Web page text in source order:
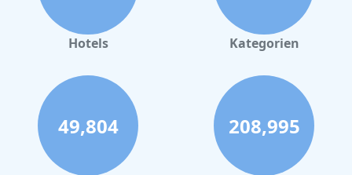
Hotels mit All Inclusive Angeboten auf Rhodos
Hotels mit All Inclusive Angeboten auf Gran Canaria
Hotels mit All Inclusive Angeboten auf Mauritius
Hotels mit All Inclusive Angeboten in der
Dominikanischen Republik
Hotels mit All Inclusive Angeboten in Ägypten
Hotels Kategorien
49,804 208,995